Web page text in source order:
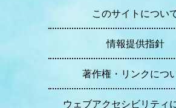
このサイトについ
情報提供指針
著作権・リンクにつ
ウェブアクセシビリティ